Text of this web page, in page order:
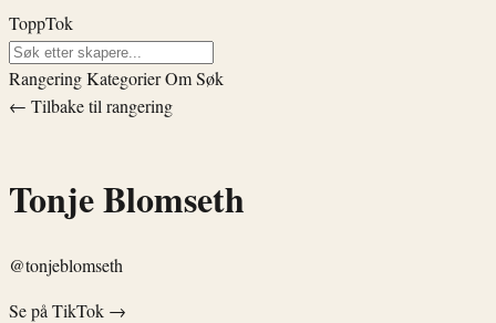
ToppTok
RangeringKategorierOmSøk
← Tilbake til rangering
Tonje Blomseth
@tonjeblomseth
Se på TikTok →